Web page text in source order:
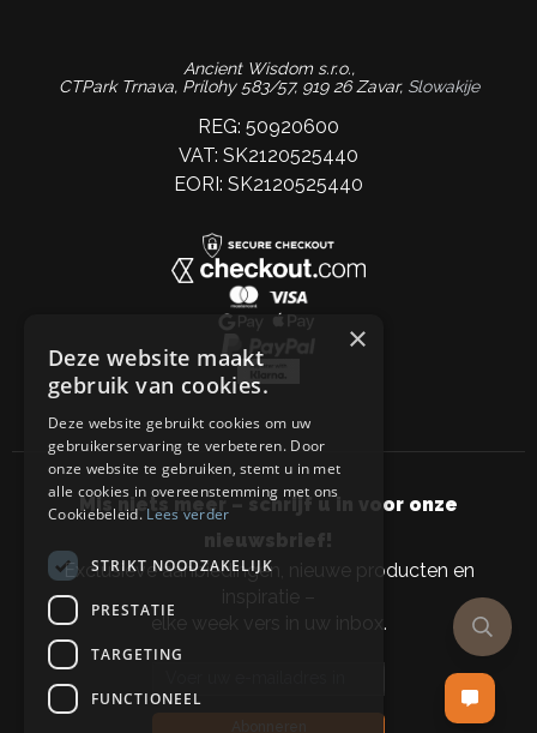
Ancient Wisdom s.r.o.,
CTPark Trnava, Prílohy 583/57, 919 26 Zavar, Slowakije
REG: 50920600
VAT: SK2120525440
EORI: SK2120525440
Mis niets meer – schrijf u in voor onze
nieuwsbrief!
Exclusieve aanbiedingen, nieuwe producten en
inspiratie –
elke week vers in uw inbox.
×
Deze website maakt
gebruik van cookies.
Deze website gebruikt cookies om uw
gebruikerservaring te verbeteren. Door
onze website te gebruiken, stemt u in met
alle cookies in overeenstemming met ons
Cookiebeleid.Lees verder
STRIKT NOODZAKELIJK
PRESTATIE
TARGETING
FUNCTIONEEL